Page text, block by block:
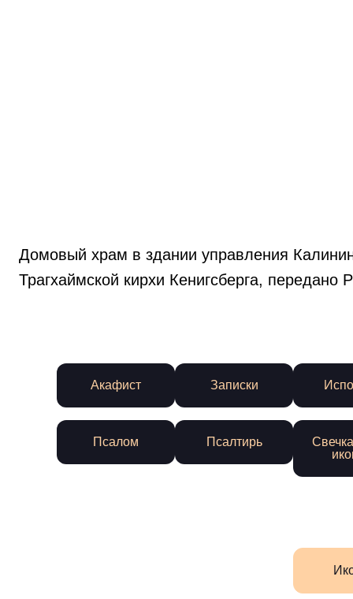
Домовый храм в здании управления
Трагхаймской кирхи Кенигсберга,
Акафист Записки
Псалом Псалтирь